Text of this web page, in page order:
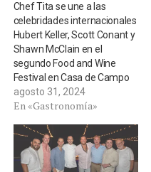
Chef Tita se une a las
celebridades internacionales
Hubert Keller, Scott Conant y
Shawn McClain en el
segundo Food and Wine
Festival en Casa de Campo
agosto 31, 2024
En «Gastronomía»